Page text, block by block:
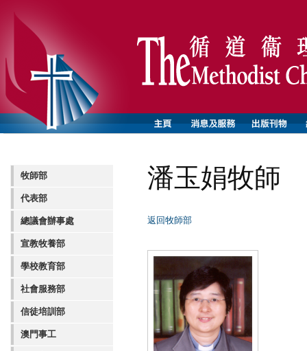
牧師部
代表部
總議會辦事處
宣教牧養部
學校教育部
社會服務部
信徒培訓部
澳門事工
潘玉娟牧師
返回牧師部